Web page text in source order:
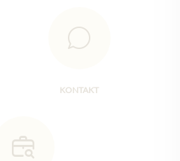
KONTAKT